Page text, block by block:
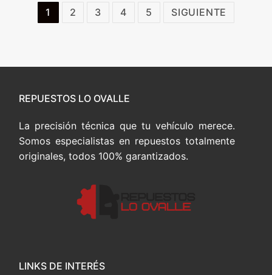
Paginación
1 2 3 4 5 SIGUIENTE
REPUESTOS LO OVALLE
La precisión técnica que tu vehículo merece.
Somos especialistas en repuestos totalmente
originales, todos 100% garantizados.
LINKS DE INTERÉS